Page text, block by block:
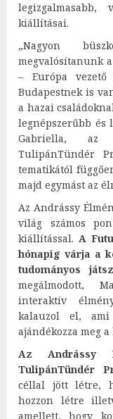
legizgalmasabb,
kiállításai.
„Nagyon
megvalósítanunk
– Európa
Budapestnek is
a hazai
legnépszerűbb és
Gabriella, az
TulipánTündér
tematikától
majd egymást az
Az Andrássy
világ számos
kiállítással. A
hónapig várja a
tudományos
megálmodott,
interaktív
kalauzol el,
ajándékozza meg
Az Andrássy
TulipánTündér
céllal jött létre,
hozzon létre
amellett, hogy